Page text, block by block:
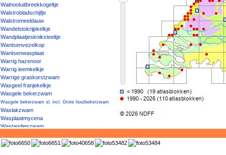
Walnootuitbreekkogeltje
Walstrobladschijfje
Walstromeeldauw
Wandelstokrijpkelkje
Wandplaatjeskniksteeltje
Wantsenvezelkop
Wantsenwasplaat
Warrig hazenoor
Warrig leemkelkje
Warrige graskorstzwam
Wasgeel franjekelkje
Wasgele bekerzwam
Wasgele bekerzwam sl, incl. Grote houtbekerzwam
Waslakzwam
Wasplaatmycena
Wastandjeszwam
Waterbiesstromakelkje